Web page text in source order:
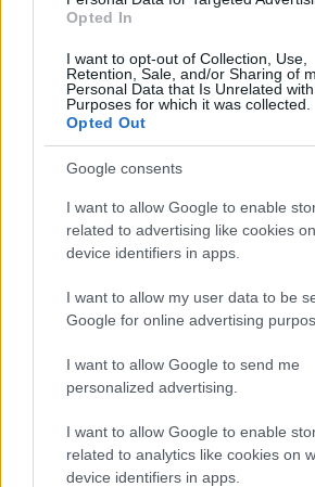
Opted In
I want to opt-out of Collection, Use,
Retention, Sale, and/or Sharing of
Personal Data that Is Unrelated
Purposes for which it was collected.
Opted Out
Google consents
I want to allow Google to enable
related to advertising like cookies
device identifiers in apps.
I want to allow my user data to be
Google for online advertising
I want to allow Google to send me
personalized advertising.
I want to allow Google to enable
related to analytics like cookies on
device identifiers in apps.
Júliusban mindössze 1,2 százalékkal
már csökkent.